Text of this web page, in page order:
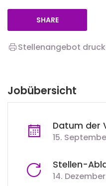
SHARE
Stellenangebot
Jobübersicht
Datum der
15.
Stellen-
14.